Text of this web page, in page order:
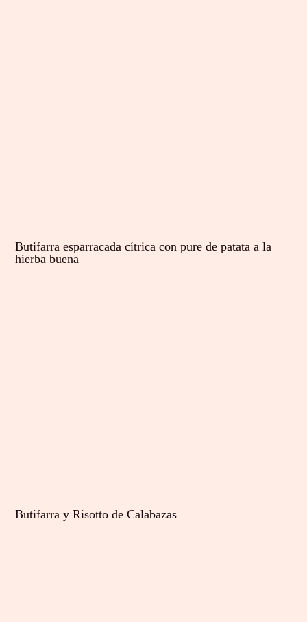
Butifarra esparracada cítrica con pure de patata a la
hierba buena
Butifarra y Risotto de Calabazas